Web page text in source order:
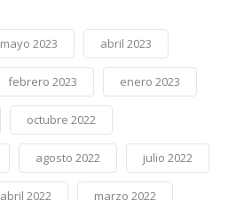
mayo 2023 abril 2023
febrero 2023 enero 2023
octubre 2022
agosto 2022 julio 2022
abril 2022 marzo 2022